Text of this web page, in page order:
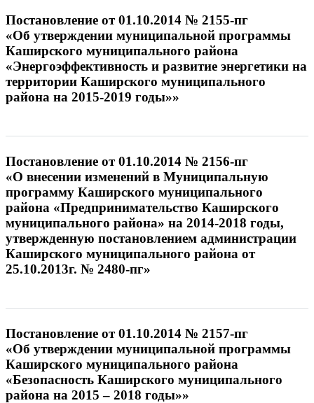
Постановление от 01.10.2014 № 2155-пг
«Об утверждении муниципальной программы
Каширского муниципального района
«Энергоэффективность и развитие энергетики на
территории Каширского муниципального
района на 2015-2019 годы»»
Постановление от 01.10.2014 № 2156-пг
«О внесении изменений в Муниципальную
программу Каширского муниципального
района «Предпринимательство Каширского
муниципального района» на 2014-2018 годы,
утвержденную постановлением администрации
Каширского муниципального района от
25.10.2013г. № 2480-пг»
Постановление от 01.10.2014 № 2157-пг
«Об утверждении муниципальной программы
Каширского муниципального района
«Безопасность Каширского муниципального
района на 2015 – 2018 годы»»